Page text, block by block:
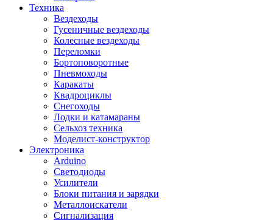
Техника
Вездеходы
Гусеничные вездеходы
Колесные вездеходы
Переломки
Бортоповоротные
Пневмоходы
Каракаты
Квадроциклы
Снегоходы
Лодки и катамараны
Сельхоз техника
Моделист-конструктор
Электроника
Arduino
Светодиоды
Усилители
Блоки питания и зарядки
Металлоискатели
Сигнализация